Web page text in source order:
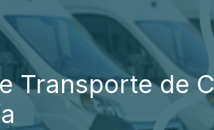
Transporte de